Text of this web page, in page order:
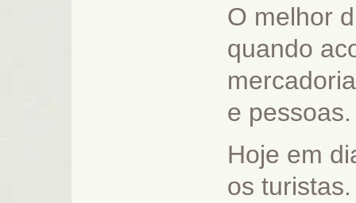
O melhor
quando
e pessoas.
Hoje em
os